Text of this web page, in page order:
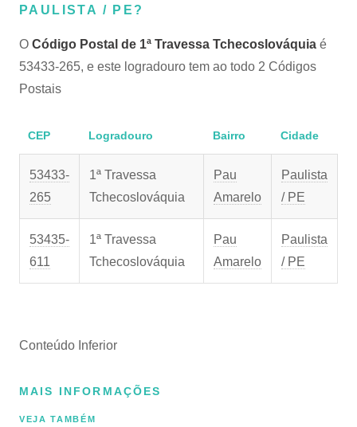
PAULISTA / PE?
O Código Postal de 1ª Travessa Tchecoslováquia é
53433-265, e este logradouro tem ao todo 2 Códigos
Postais
CEP Logradouro Bairro Cidade
53433-
265
1ª Travessa
Tchecoslováquia
Pau
Amarelo
Paulista
/ PE
53435-
611
1ª Travessa
Tchecoslováquia
Pau
Amarelo
Paulista
/ PE
Conteúdo Inferior
MAIS INFORMAÇÕES
VEJA TAMBÉM